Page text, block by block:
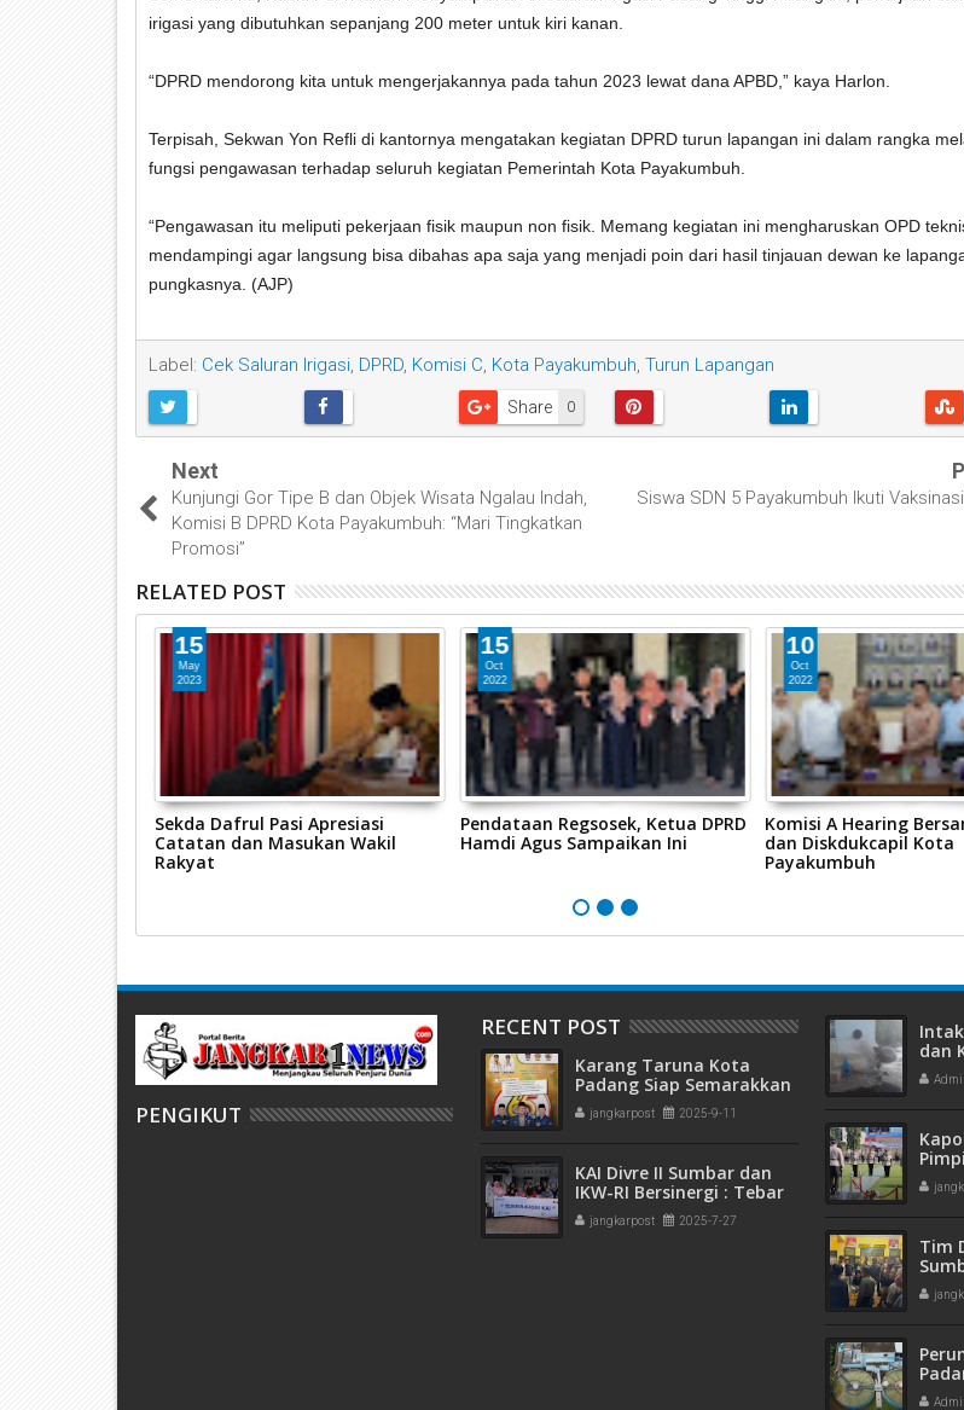
irigasi yang dibutuhkan sepanjang 200 meter untuk kiri kanan.
“DPRD mendorong kita untuk mengerjakannya pada tahun 2023 lewat dana APBD,” kaya Harlon.
Terpisah, Sekwan Yon Refli di kantornya mengatakan kegiatan DPRD turun lapangan ini dalam rangka
fungsi pengawasan terhadap seluruh kegiatan Pemerintah Kota Payakumbuh.
“Pengawasan itu meliputi pekerjaan fisik maupun non fisik. Memang kegiatan ini mengharuskan OPD
mendampingi agar langsung bisa dibahas apa saja yang menjadi poin dari hasil tinjauan dewan ke
pungkasnya. (AJP)
Label: Cek Saluran Irigasi, DPRD, Komisi C, Kota Payakumbuh, Turun Lapangan
0
Share
Next
Kunjungi Gor Tipe B dan Objek Wisata Ngalau Indah,
Komisi B DPRD Kota Payakumbuh: “Mari Tingkatkan
Promosi”
Siswa SDN 5 Payakumbuh Ikuti
RELATED POST
15
May
2023
Sekda Dafrul Pasi Apresiasi
Catatan dan Masukan Wakil
Rakyat
15
Oct
2022
Pendataan Regsosek, Ketua DPRD
Hamdi Agus Sampaikan Ini
10
Oct
2022
Komisi A Hearing
dan Diskdukcapil Kota
Payakumbuh
PENGIKUT
RECENT POST
Karang Taruna Kota
Padang Siap Semarakkan
HUT ke-65 : Dari
Lapangan Hijau hingga
jangkarpost 2025-9-11
KAI Divre II Sumbar dan
IKW-RI Bersinergi : Tebar
Kepedulian Sosial Untuk
Panti Asuhan
jangkarpost 2025-7-27
dan
Tim